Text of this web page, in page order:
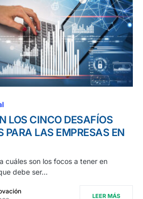
LOS CINCO DESAFÍOS
PARA LAS EMPRESAS EN
cuáles son los focos a tener en
debe ser…
LEER MÁS